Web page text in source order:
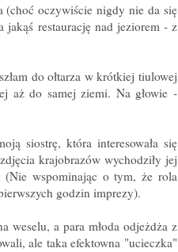
(choć oczywiście nigdy nie da się
restaurację nad jeziorem - z
do ołtarza w krótkiej tiulowej
aż do samej ziemi. Na głowie -
siostrę, która interesowała się
krajobrazów wychodziły jej
(Nie wspominając o tym, że rola
godzin imprezy).
weselu, a para młoda odjeżdża z
ale taka efektowna "ucieczka"